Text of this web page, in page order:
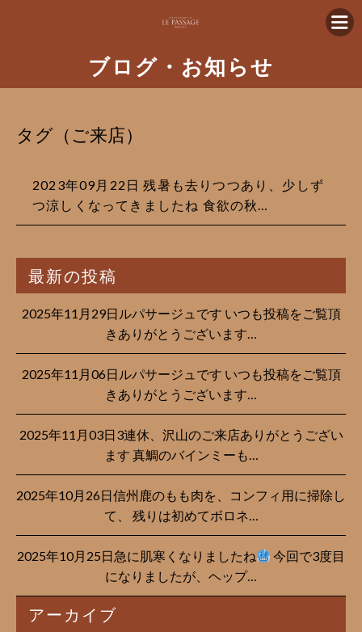
ブログ・お知らせ
タグ（ご来店）
2023年09月22日 残暑も去りつつあり、少しず
つ涼しくなってきましたね 食欲の秋…
最新の投稿
2025年11月29日ルパサージュです︎ いつも投稿をご覧頂
きありがとうございます…
2025年11月06日ルパサージュです︎ いつも投稿をご覧頂
きありがとうございます…
2025年11月03日3連休、沢山のご来店ありがとうござい
ます 真鯛のバインミーも…
2025年10月26日信州鹿のもも肉を、コンフィ用に掃除し
て、 残りは初めてボロネ…
2025年10月25日急に肌寒くなりましたね
今回で3度目
になりましたが、ヘップ…
アーカイブ